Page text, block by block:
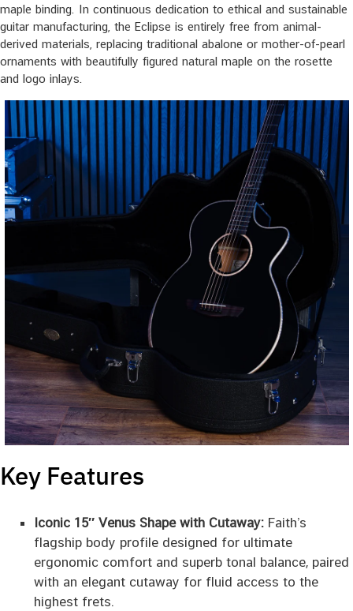
maple binding. In continuous dedication to ethical and sustainable
guitar manufacturing, the Eclipse is entirely free from animal-
derived materials, replacing traditional abalone or mother-of-pearl
ornaments with beautifully figured natural maple on the rosette
and logo inlays.
Key Features
Iconic 15″ Venus Shape with Cutaway:Faith’s
flagship body profile designed for ultimate
ergonomic comfort and superb tonal balance, paired
with an elegant cutaway for fluid access to the
highest frets.